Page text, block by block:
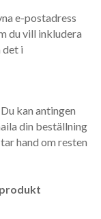
e-postadress
du vill inkludera
det i
kan antingen
din beställning
hand om resten